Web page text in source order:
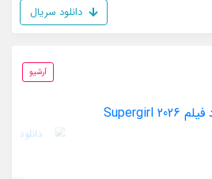
دانلود سریال
آرشیو